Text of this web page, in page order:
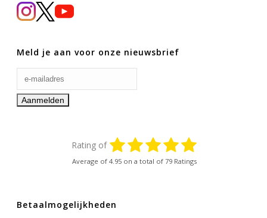
Meld je aan voor onze nieuwsbrief
Rating of
Average of 4.95 on a total of 79 Ratings
Betaalmogelijkheden